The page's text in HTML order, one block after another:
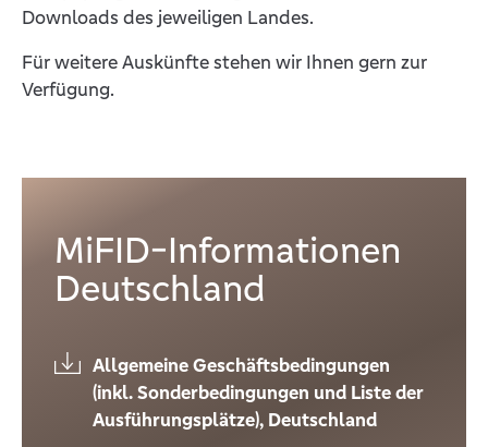
Downloads des jeweiligen Landes.
Für weitere Auskünfte stehen wir Ihnen gern zur
Verfügung.
MiFID-Informationen
Deutschland
Allgemeine Geschäftsbedingungen
(inkl. Sonderbedingungen und Liste der
Ausführungsplätze), Deutschland